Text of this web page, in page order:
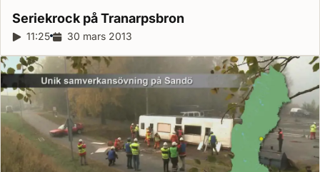
Seriekrock påTranarpsbron
Reportagelängd:
11:25 Releasedatum:
30 mars 2013